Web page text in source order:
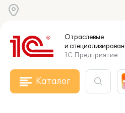
Отраслевые
и
1С:Предприятие
Каталог